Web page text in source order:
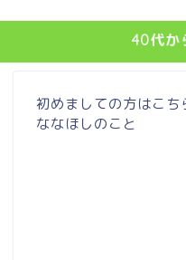
40代か
初めましての方はこ
ななほしのこと